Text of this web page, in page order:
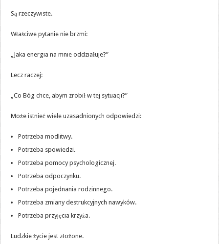
Są rzeczywiste.
Właściwe pytanie nie brzmi:
„Jaka energia na mnie oddziałuje?”
Lecz raczej:
„Co Bóg chce, abym zrobił w tej sytuacji?”
Może istnieć wiele uzasadnionych odpowiedzi:
Potrzeba modlitwy.
Potrzeba spowiedzi.
Potrzeba pomocy psychologicznej.
Potrzeba odpoczynku.
Potrzeba pojednania rodzinnego.
Potrzeba zmiany destrukcyjnych nawyków.
Potrzeba przyjęcia krzyża.
Ludzkie życie jest złożone.